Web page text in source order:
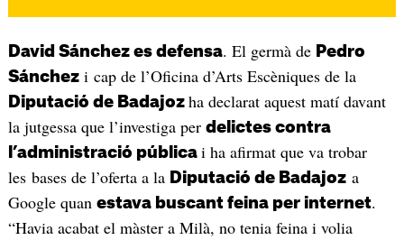
David Sánchez es defensa. El germà de Pedro
Sánchezi cap de l’Oficina d’Arts Escèniques de la
Diputació de Badajoz ha declarat aquest matí davant
la jutgessa que l’investiga per delictes contra
l’administració pública i ha afirmat que va trobar
les bases de l’oferta a la Diputació de Badajoza
Google quan estava buscant feina per internet.
“Havia acabat el màster a Milà, no tenia feina i volia